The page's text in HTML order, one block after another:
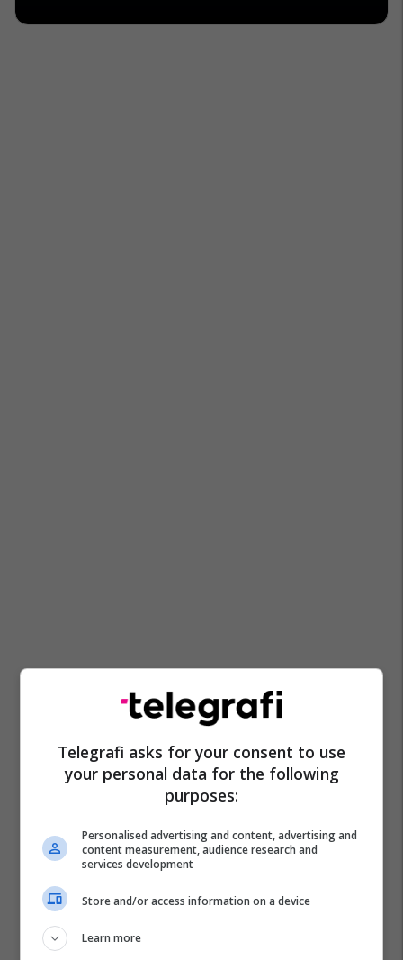
Telegrafi asks for your consent to use
your personal data for the following
purposes:
Personalised advertising and content, advertising and
content measurement, audience research and
services development
Store and/or access information on a device
Learn more